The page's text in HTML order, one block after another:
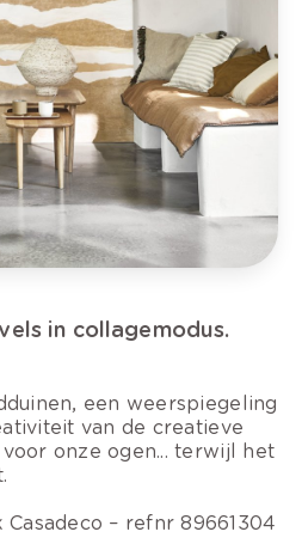
in collagemodus.
een weerspiegeling
van de creatieve
onze ogen... terwijl het
– refnr 89661304